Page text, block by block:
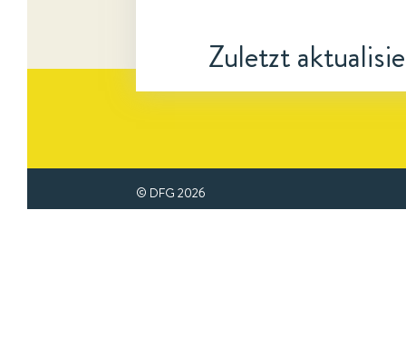
Zuletzt
© DFG 2026